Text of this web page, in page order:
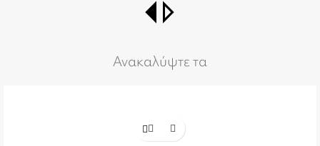
switch_right
Ανακαλύψτε τα